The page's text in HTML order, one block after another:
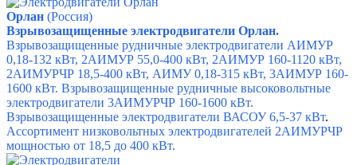
Орлан (Россия)
Взрывозащищенные электродвигатели Орлан.
Взрывозащищенные рудничные электродвигатели АИМУР
0,18-132 кВт, 2АИМУР 55,0-400 кВт, 2АИМУР 160-1120 кВт,
2АИМУРЧР 18,5-400 кВт, АИМУ 0,18-315 кВт, 3АИМУР 160-
1600 кВт. Взрывозащищенные рудничные высоковольтные
электродвигатели 3АИМУРЧР 160-1600 кВт.
Взрывозащищенные электродвигатели ВАСОУ 6,5-37 кВт.
Ассортимент низковольтных электродвигателей 2АИМУРЧР
мощностью от 18,5 до 400 кВт.